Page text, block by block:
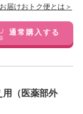
届けおトク便とは＞
通常購入する
（医薬部外